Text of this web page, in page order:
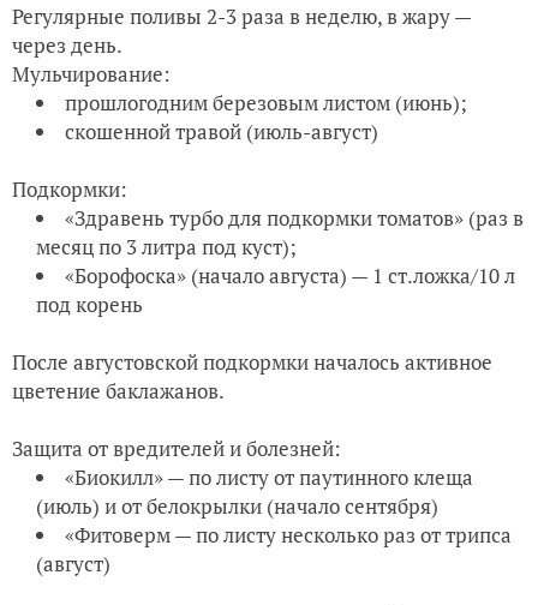
Регулярные поливы 2-3 раза в неделю, в жару —
через день.
Мульчирование:
прошлогодним березовым листом (июнь);
скошенной травой (июль-август)
Подкормки:
«Здравень турбо для подкормки томатов» (раз в
месяц по 3 литра под куст);
«Борофоска» (начало августа) — 1 ст.ложка/10 л
под корень
После августовской подкормки началось активное
цветение баклажанов.
Защита от вредителей и болезней:
«Биокилл» — по листу от паутинного клеща
(июль) и от белокрылки (начало сентября)
«Фитоверм — по листу несколько раз от трипса
(август)